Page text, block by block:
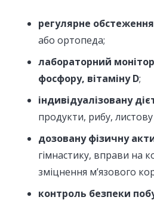
регулярне обстеження
або ортопеда;
лабораторний
фосфору, вітаміну D;
індивідуалізовану
продукти, рибу,
дозовану фізичну
гімнастику, вправи на
зміцнення м’язового
контроль безпеки